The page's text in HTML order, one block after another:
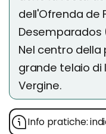
dell'Ofrenda de
Desemparados
Nel centro della
grande telaio di
Vergine.
Info pratiche: